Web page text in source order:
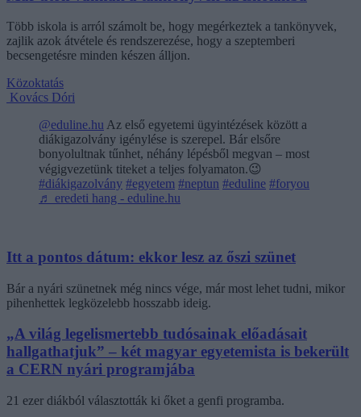
Több iskola is arról számolt be, hogy megérkeztek a tankönyvek,
zajlik azok átvétele és rendszerezése, hogy a szeptemberi
becsengetésre minden készen álljon.
Közoktatás
Kovács Dóri
@eduline.hu Az első egyetemi ügyintézések között a
diákigazolvány igénylése is szerepel. Bár elsőre
bonyolultnak tűnhet, néhány lépésből megvan – most
végigvezetünk titeket a teljes folyamaton.😉
#diákigazolvány #egyetem #neptun #eduline #foryou
♬ eredeti hang - eduline.hu
Itt a pontos dátum: ekkor lesz az őszi szünet
Bár a nyári szünetnek még nincs vége, már most lehet tudni, mikor
pihenhettek legközelebb hosszabb ideig.
„A világ legelismertebb tudósainak előadásait
hallgathatjuk” – két magyar egyetemista is bekerült
a CERN nyári programjába
21 ezer diákból választották ki őket a genfi programba.